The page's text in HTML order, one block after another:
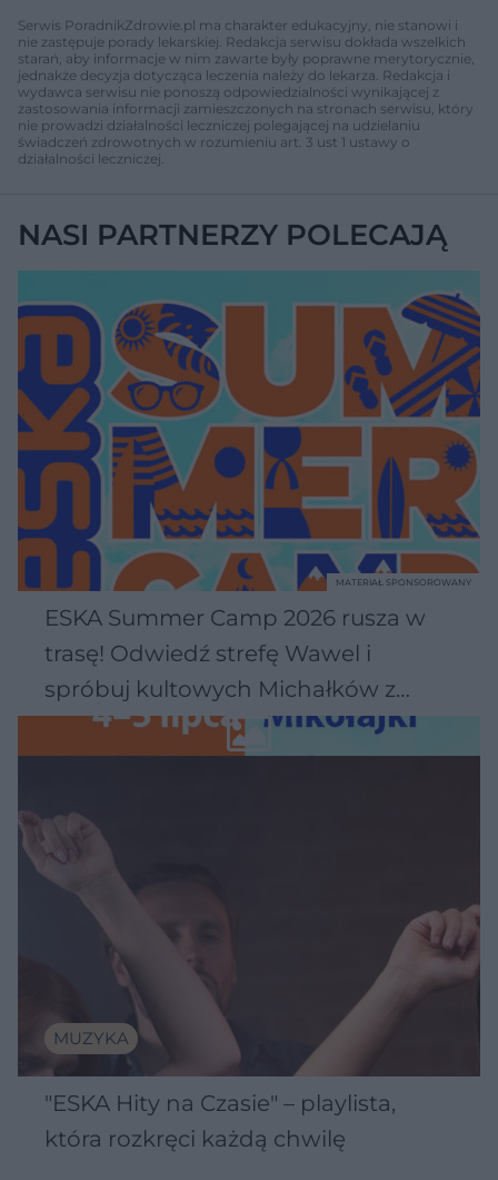
Serwis PoradnikZdrowie.pl ma charakter edukacyjny, nie stanowi i
nie zastępuje porady lekarskiej. Redakcja serwisu dokłada wszelkich
starań, aby informacje w nim zawarte były poprawne merytorycznie,
jednakże decyzja dotycząca leczenia należy do lekarza. Redakcja i
wydawca serwisu nie ponoszą odpowiedzialności wynikającej z
zastosowania informacji zamieszczonych na stronach serwisu, który
nie prowadzi działalności leczniczej polegającej na udzielaniu
świadczeń zdrowotnych w rozumieniu art. 3 ust 1 ustawy o
działalności leczniczej.
NASI PARTNERZY POLECAJĄ
ESKA Summer Camp 2026 rusza w
trasę! Odwiedź strefę Wawel i
spróbuj kultowych Michałków z
Wawelu
MATERIAŁ SPONSOROWANY
MUZYKA
"ESKA Hity na Czasie" – playlista,
która rozkręci każdą chwilę